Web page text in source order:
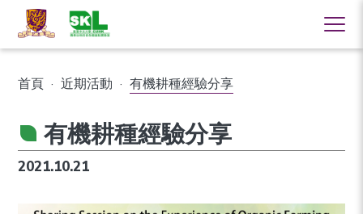
首頁 · 近期活動 · 有機耕種經驗分享
有機耕種經驗分享
2021.10.21